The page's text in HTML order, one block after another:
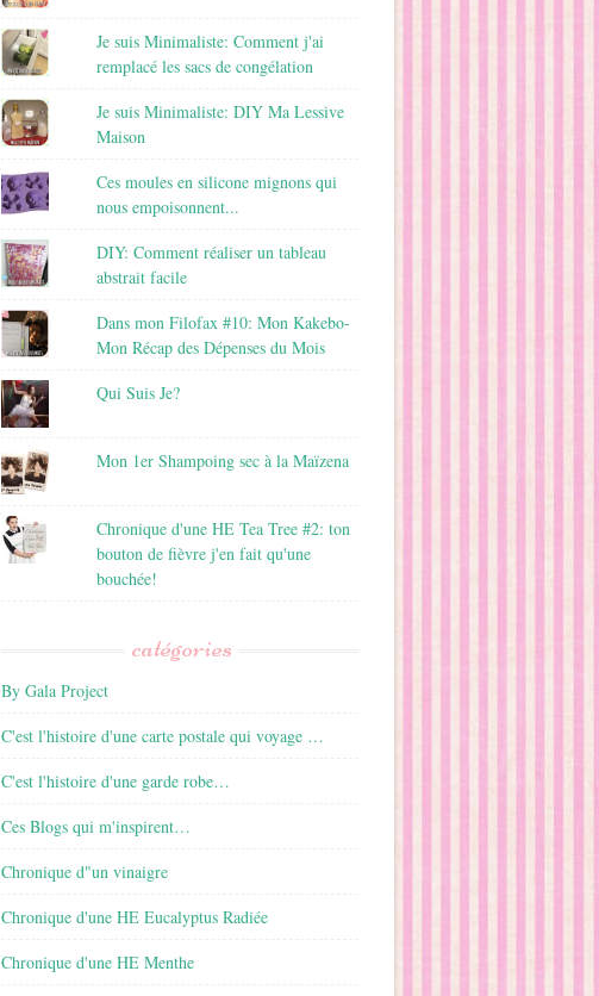
Je suis Minimaliste: Comment j'ai
remplacé les sacs de congélation
Je suis Minimaliste: DIY Ma Lessive
Maison
Ces moules en silicone mignons qui
nous empoisonnent...
DIY: Comment réaliser un tableau
abstrait facile
Dans mon Filofax #10: Mon Kakebo-
Mon Récap des Dépenses du Mois
Qui Suis Je?
Mon 1er Shampoing sec à la Maïzena
Chronique d'une HE Tea Tree #2: ton
bouton de fièvre j'en fait qu'une
bouchée!
catégories
By Gala Project
C'est l'histoire d'une carte postale qui voyage …
C'est l'histoire d'une garde robe…
Ces Blogs qui m'inspirent…
Chronique d"un vinaigre
Chronique d'une HE Eucalyptus Radiée
Chronique d'une HE Menthe